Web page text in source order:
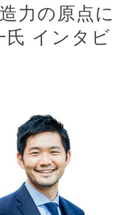
力の原点に
氏 インタビ